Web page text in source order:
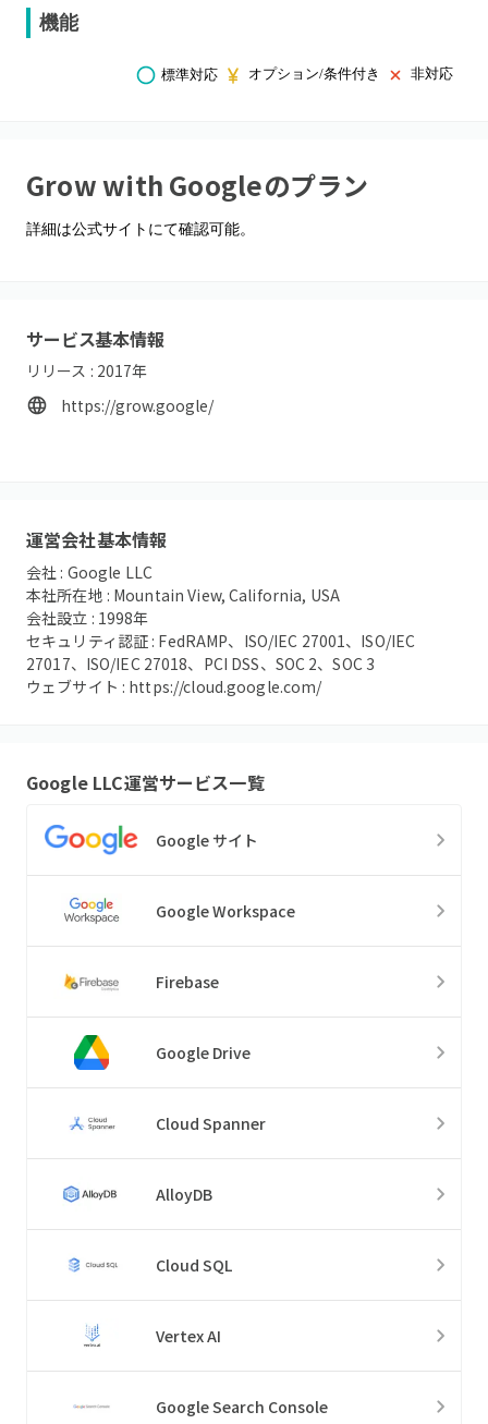
機能
標準対応 オプション/条件付き 非対応
Grow with Googleのプラン
詳細は公式サイトにて確認可能。
サービス基本情報
リリース : 2017年
https://grow.google/
運営会社基本情報
会社 : Google LLC
本社所在地 : Mountain View, California, USA
会社設立 : 1998年
セキュリティ認証 : FedRAMP、ISO/IEC 27001、ISO/IEC
27017、ISO/IEC 27018、PCI DSS、SOC 2、SOC 3
ウェブサイト : https://cloud.google.com/
Google LLC運営サービス一覧
Google サイト
Google Workspace
Firebase
Google Drive
Cloud Spanner
AlloyDB
Cloud SQL
Vertex AI
Google Search Console